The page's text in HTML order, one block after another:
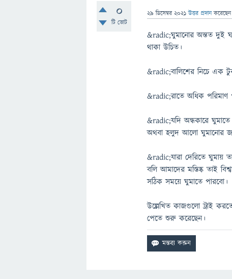
0
টি ভোট
29 ডিসেম্বর 2021 উত্তর প্রদান
&radic;ঘুমানোর অন্তত দুই
থাকা উচিত।
&radic;বালিশের নিচে এক
&radic;রাতে অধিক পরিমাণ
&radic;যদি অন্ধকারে
অথবা হলুদ আলো ঘুমানোর
&radic;যারা দেরিতে
বলি আমাদের মস্তিষ্ক তাই
সঠিক সময়ে ঘুমাতে পারবো।
উল্লেখিত কাজগুলো ট্রাই
পেতে শুরু করেছেন।